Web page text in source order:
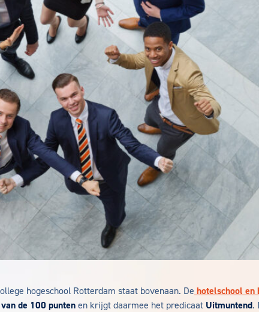
hogeschool Rotterdam staat bovenaan. De hotelschool en
de 100 punten en krijgt daarmee het predicaat Uitmuntend.